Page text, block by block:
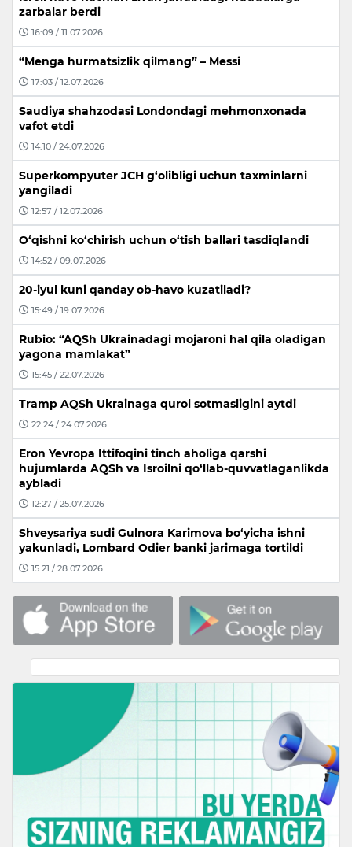
zarbalar berdi
16:09 / 11.07.2026
“Menga hurmatsizlik qilmang” – Messi
17:03 / 12.07.2026
Saudiya shahzodasi Londondagi mehmonxonada
vafot etdi
14:10 / 24.07.2026
Superkompyuter JCH g‘olibligi uchun taxminlarni
yangiladi
12:57 / 12.07.2026
O‘qishni ko‘chirish uchun o‘tish ballari tasdiqlandi
14:52 / 09.07.2026
20-iyul kuni qanday ob-havo kuzatiladi?
15:49 / 19.07.2026
Rubio: “AQSh Ukrainadagi mojaroni hal qila oladigan
yagona mamlakat”
15:45 / 22.07.2026
Tramp AQSh Ukrainaga qurol sotmasligini aytdi
22:24 / 24.07.2026
Eron Yevropa Ittifoqini tinch aholiga qarshi
hujumlarda AQSh va Isroilni qo‘llab-quvvatlaganlikda
aybladi
12:27 / 25.07.2026
Shveysariya sudi Gulnora Karimova bo‘yicha ishni
yakunladi, Lombard Odier banki jarimaga tortildi
15:21 / 28.07.2026